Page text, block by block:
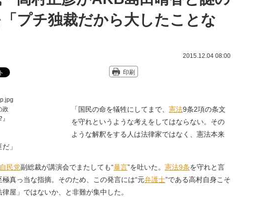
プチ独裁だから大したことな
2015.12.04 08:00
印刷
政
「国民の命を犠牲にしてまで、 憲法9条2項の条文
を守れというような考えをしてはならない。その
ような解釈をする人は法律家ではなく、憲法本来
」
自民党副総裁が講演会でまたしても“暴言”を吐いた。 憲法9条を守れと言
真っ当な指摘。そのため、この発言には“元弁護士”である高村自身こそ
屋」ではないか、と非難が集中した。